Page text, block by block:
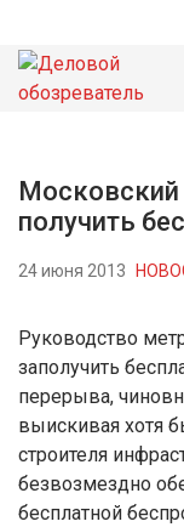
НОВОСТИ
Московский
получить
24 июня 2013
Руководство
заполучить
перерыва,
выискивая хотя
строителя
безвозмездно
бесплатной